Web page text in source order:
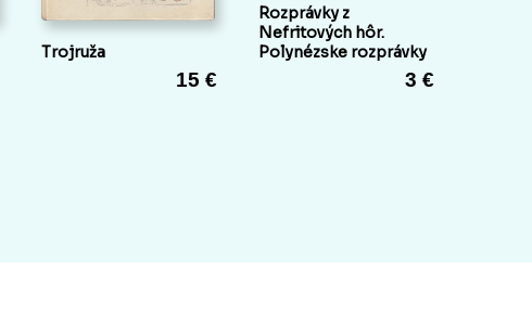
Trojruža
15 €
Rozprávky z
Nefritových hôr.
Polynézske rozprávky
3 €